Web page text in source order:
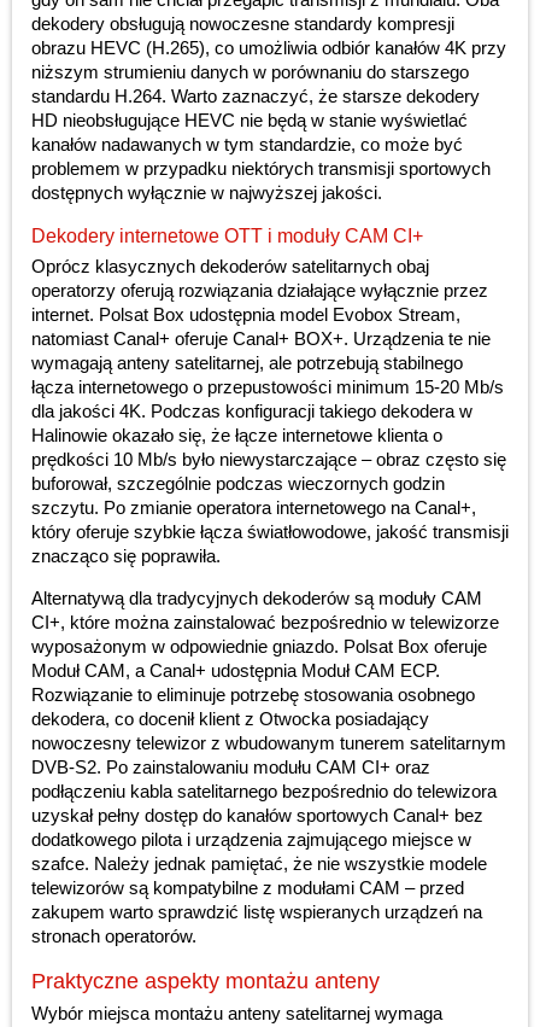
dekodery obsługują nowoczesne standardy kompresji
obrazu HEVC (H.265), co umożliwia odbiór kanałów 4K przy
niższym strumieniu danych w porównaniu do starszego
standardu H.264. Warto zaznaczyć, że starsze dekodery
HD nieobsługujące HEVC nie będą w stanie wyświetlać
kanałów nadawanych w tym standardzie, co może być
problemem w przypadku niektórych transmisji sportowych
dostępnych wyłącznie w najwyższej jakości.
Dekodery internetowe OTT i moduły CAM CI+
Oprócz klasycznych dekoderów satelitarnych obaj
operatorzy oferują rozwiązania działające wyłącznie przez
internet. Polsat Box udostępnia model Evobox Stream,
natomiast Canal+ oferuje Canal+ BOX+. Urządzenia te nie
wymagają anteny satelitarnej, ale potrzebują stabilnego
łącza internetowego o przepustowości minimum 15-20 Mb/s
dla jakości 4K. Podczas konfiguracji takiego dekodera w
Halinowie okazało się, że łącze internetowe klienta o
prędkości 10 Mb/s było niewystarczające – obraz często się
buforował, szczególnie podczas wieczornych godzin
szczytu. Po zmianie operatora internetowego na Canal+,
który oferuje szybkie łącza światłowodowe, jakość transmisji
znacząco się poprawiła.
Alternatywą dla tradycyjnych dekoderów są moduły CAM
CI+, które można zainstalować bezpośrednio w telewizorze
wyposażonym w odpowiednie gniazdo. Polsat Box oferuje
Moduł CAM, a Canal+ udostępnia Moduł CAM ECP.
Rozwiązanie to eliminuje potrzebę stosowania osobnego
dekodera, co docenił klient z Otwocka posiadający
nowoczesny telewizor z wbudowanym tunerem satelitarnym
DVB-S2. Po zainstalowaniu modułu CAM CI+ oraz
podłączeniu kabla satelitarnego bezpośrednio do telewizora
uzyskał pełny dostęp do kanałów sportowych Canal+ bez
dodatkowego pilota i urządzenia zajmującego miejsce w
szafce. Należy jednak pamiętać, że nie wszystkie modele
telewizorów są kompatybilne z modułami CAM – przed
zakupem warto sprawdzić listę wspieranych urządzeń na
stronach operatorów.
Praktyczne aspekty montażu anteny
Wybór miejsca montażu anteny satelitarnej wymaga